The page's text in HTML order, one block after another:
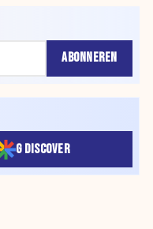
ABONNEREN
G DISCOVER